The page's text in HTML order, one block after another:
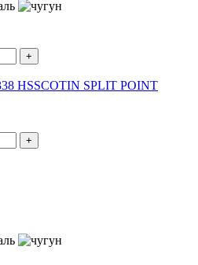
+
HSSCOTIN SPLIT POINT
+